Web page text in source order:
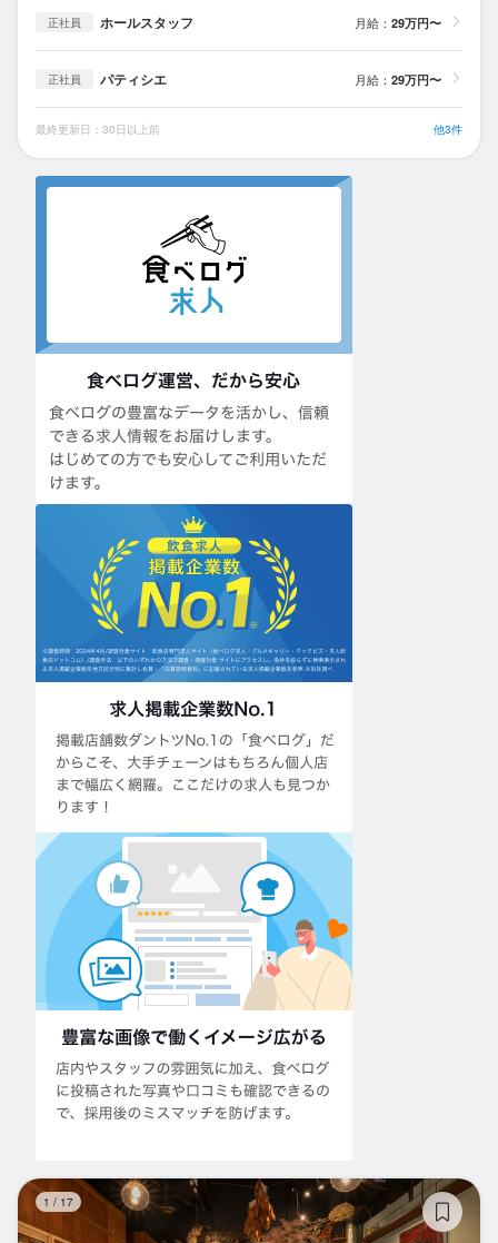
正社員 ホールスタッフ 月給： 29万円〜
正社員 パティシエ 月給： 29万円〜
最終更新日：30日以上前 他3件
1 / 17